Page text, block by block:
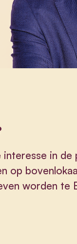
interesse in de
op
worden te